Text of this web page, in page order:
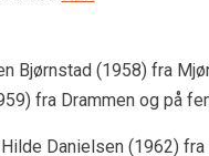
Bjørnstad (1958) fra
fra Drammen og på
Danielsen (1962)